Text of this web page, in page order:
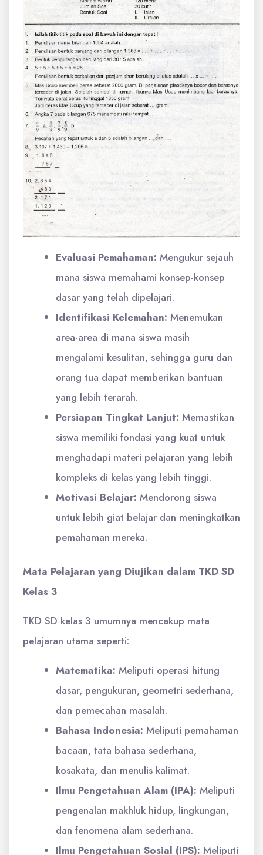
Evaluasi Pemahaman: Mengukur sejauh
mana siswa memahami konsep-konsep
dasar yang telah dipelajari.
Identifikasi Kelemahan: Menemukan
area-area di mana siswa masih
mengalami kesulitan, sehingga guru dan
orang tua dapat memberikan bantuan
yang lebih terarah.
Persiapan Tingkat Lanjut: Memastikan
siswa memiliki fondasi yang kuat untuk
menghadapi materi pelajaran yang lebih
kompleks di kelas yang lebih tinggi.
Motivasi Belajar: Mendorong siswa
untuk lebih giat belajar dan meningkatkan
pemahaman mereka.
Mata Pelajaran yang Diujikan dalam TKD SD
Kelas 3
TKD SD kelas 3 umumnya mencakup mata
pelajaran utama seperti:
Matematika: Meliputi operasi hitung
dasar, pengukuran, geometri sederhana,
dan pemecahan masalah.
Bahasa Indonesia: Meliputi pemahaman
bacaan, tata bahasa sederhana,
kosakata, dan menulis kalimat.
Ilmu Pengetahuan Alam (IPA): Meliputi
pengenalan makhluk hidup, lingkungan,
dan fenomena alam sederhana.
Ilmu Pengetahuan Sosial (IPS): Meliputi